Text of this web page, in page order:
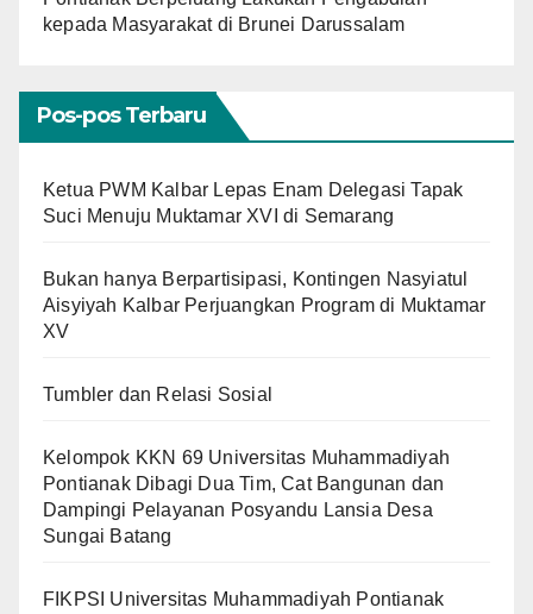
kepada Masyarakat di Brunei Darussalam
Pos-pos Terbaru
Ketua PWM Kalbar Lepas Enam Delegasi Tapak
Suci Menuju Muktamar XVI di Semarang
Bukan hanya Berpartisipasi, Kontingen Nasyiatul
Aisyiyah Kalbar Perjuangkan Program di Muktamar
XV
Tumbler dan Relasi Sosial
Kelompok KKN 69 Universitas Muhammadiyah
Pontianak Dibagi Dua Tim, Cat Bangunan dan
Dampingi Pelayanan Posyandu Lansia Desa
Sungai Batang
FIKPSI Universitas Muhammadiyah Pontianak